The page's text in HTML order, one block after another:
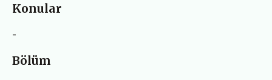
Konular
-
Bölüm